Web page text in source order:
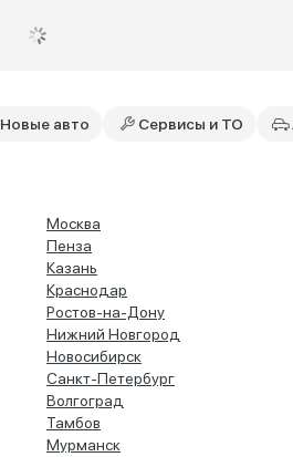
Новые авто Сервисы и ТО
Москва
Пенза
Казань
Краснодар
Ростов-на-Дону
Нижний Новгород
Новосибирск
Санкт-Петербург
Волгоград
Тамбов
Мурманск